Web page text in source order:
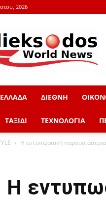
2026
adieksodos.gr
ΕΛΛΑΔΑ ΔΙΕΘΝΗ
ΤΑΞΙΔΙ ΤΕΧΝΟΛΟΓΙΑ
Η εντυπωσιακή
Η